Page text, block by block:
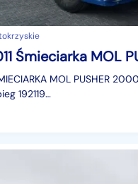
MOL PUSHER
192119
www.youtube.com/
osi I-